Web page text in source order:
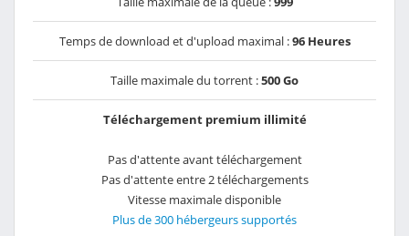
Temps de download et d'upload maximal :96 Heures
Taille maximale du torrent :500 Go
Téléchargement premium illimité
Pas d'attente avant téléchargement
Pas d'attente entre 2 téléchargements
Vitesse maximale disponible
Plus de 300 hébergeurs supportés